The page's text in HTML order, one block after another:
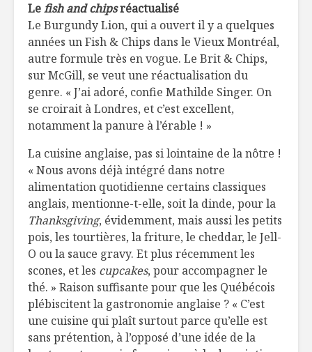
Lefish and chipsréactualisé
Le Burgundy Lion, qui a ouvert il y a quelques
années un Fish & Chips dans le Vieux Montréal,
autre formule très en vogue. Le Brit & Chips,
sur McGill, se veut une réactualisation du
genre. « J’ai adoré, confie Mathilde Singer. On
se croirait à Londres, et c’est excellent,
notamment la panure à l’érable ! »
La cuisine anglaise, pas si lointaine de la nôtre !
« Nous avons déjà intégré dans notre
alimentation quotidienne certains classiques
anglais, mentionne-t-elle, soit la dinde, pour la
Thanksgiving, évidemment, mais aussi les petits
pois, les tourtières, la friture, le cheddar, le Jell-
O ou la sauce gravy. Et plus récemment les
scones, et les cupcakes, pour accompagner le
thé. » Raison suffisante pour que les Québécois
plébiscitent la gastronomie anglaise ? « C’est
une cuisine qui plaît surtout parce qu’elle est
sans prétention, à l’opposé d’une idée de la